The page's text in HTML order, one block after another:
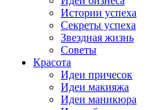
Истории успеха
Секреты успеха
Звездная жизнь
Советы
Красота
Идеи причесок
Идеи макияжа
Идеи маникюра